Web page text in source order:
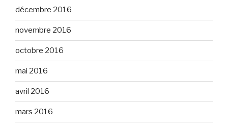
décembre 2016
novembre 2016
octobre 2016
mai 2016
avril 2016
mars 2016